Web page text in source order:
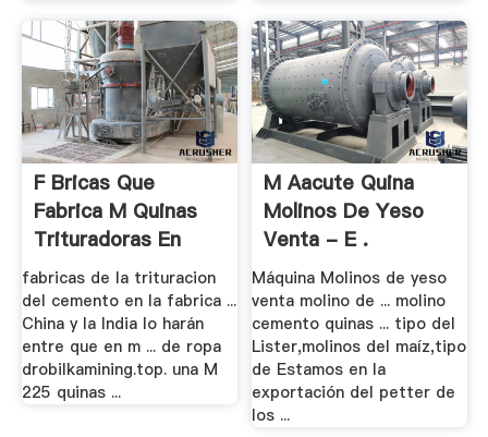
F Bricas Que
Fabrica M Quinas
Trituradoras En
China
fabricas de la trituracion
del cemento en la fabrica ...
China y la India lo harán
entre que en m ... de ropa
drobilkamining.top. una M
225 quinas ...
M Aacute Quina
Molinos De Yeso
Venta - E .
Máquina Molinos de yeso
venta molino de ... molino
cemento quinas ... tipo del
Lister,molinos del maíz,tipo
de Estamos en la
exportación del petter de
los ...